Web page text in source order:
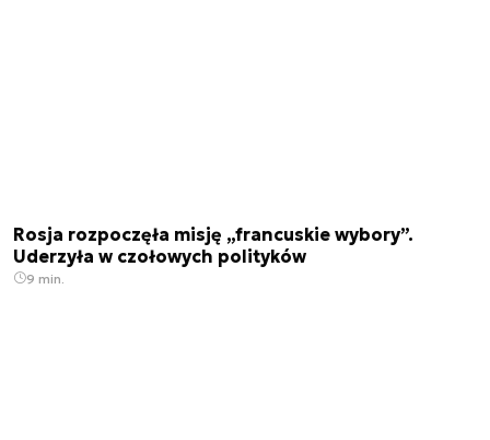
Rosja rozpoczęła misję „francuskie wybory”.
Uderzyła w czołowych polityków
9 min.